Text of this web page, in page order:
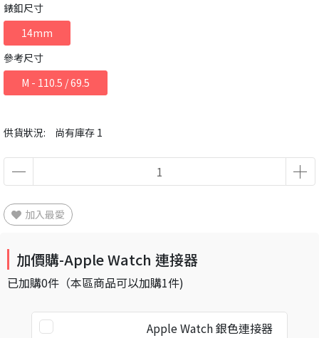
供貨狀況: 尚有庫存 1
錶釦尺寸
14mm
參考尺寸
M - 110.5 / 69.5
加入最愛
加價購-Apple Watch 連接器
已加購0件 （本區商品可以加購1件)
Apple Watch 銀色連接器